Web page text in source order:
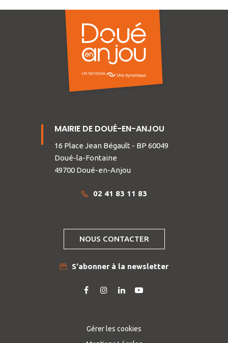
MAIRIE DE DOUÉ-EN-ANJOU
16 Place Jean Bégault - BP 60049
Doué-la-Fontaine
49700 Doué-en-Anjou
02 41 83 11 83
NOUS CONTACTER
S'abonner à la newsletter
Lien
compte
Facebook
Lien
compte
Instagram
Lien
compte
Linkedin
Lien
chaîne
Youtube
Gérer les cookies